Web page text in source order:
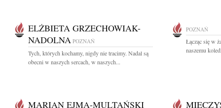
ELŻBIETA GRZECHOWIAK-
NADOLNA POZNAŃ
Tych, których kochamy, nigdy nie tracimy. Nadal są
obecni w naszych sercach, w naszych...
POZNAŃ
Łącząc się w
naszemu
MARIAN EJMA-MULTAŃSKI